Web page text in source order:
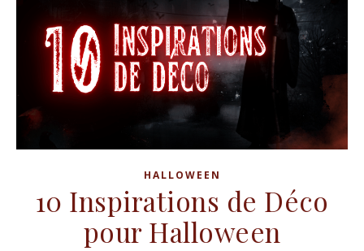
HALLOWEEN
10 Inspirations de Déco
pour Halloween